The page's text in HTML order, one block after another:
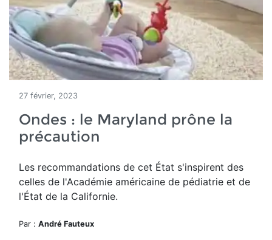
27 février, 2023
Ondes : le Maryland prône la
précaution
Les recommandations de cet État s'inspirent des
celles de l'Académie américaine de pédiatrie et de
l'État de la Californie.
Par : André Fauteux